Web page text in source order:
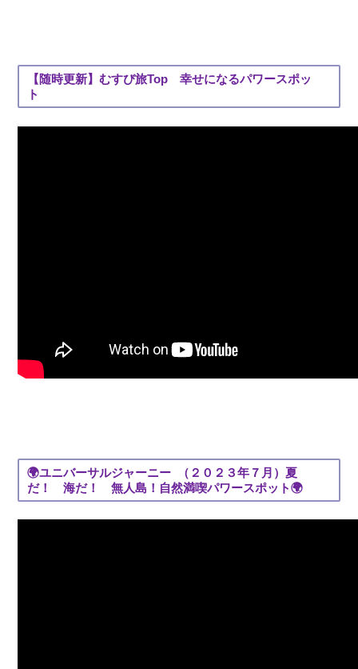
【随時更新】むすび旅Top 幸せになるパワースポッ
ト
🌍ユニバーサルジャーニー （２０２３年７月）夏
だ！ 海だ！ 無人島！自然満喫パワースポット🌍